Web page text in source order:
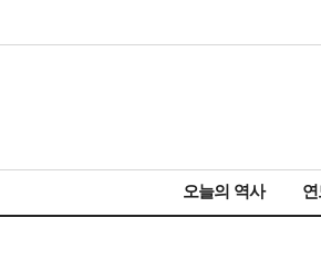
오늘의 역사